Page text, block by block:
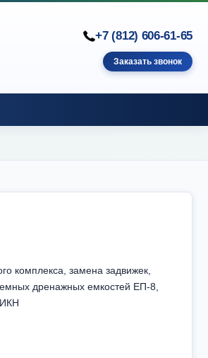
+7 (812) 606-61-65
Заказать звонок
комплекса, замена задвижек,
дренажных емкостей ЕП-8,